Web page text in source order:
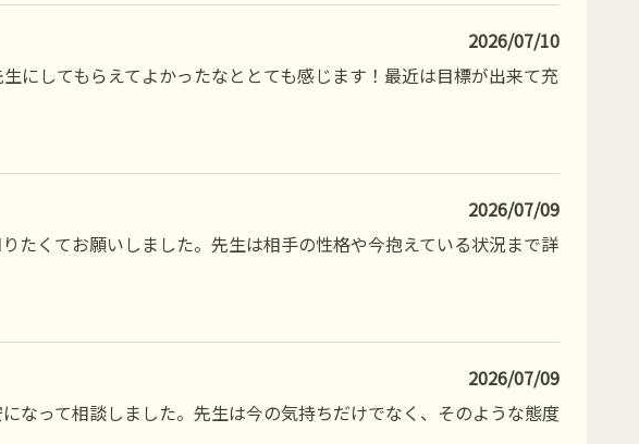
2026/07/10
にしてもらえてよかったなととても感じます！最近は目標が出来て充
2026/07/09
たくてお願いしました。先生は相手の性格や今抱えている状況まで詳
2026/07/09
なって相談しました。先生は今の気持ちだけでなく、そのような態度